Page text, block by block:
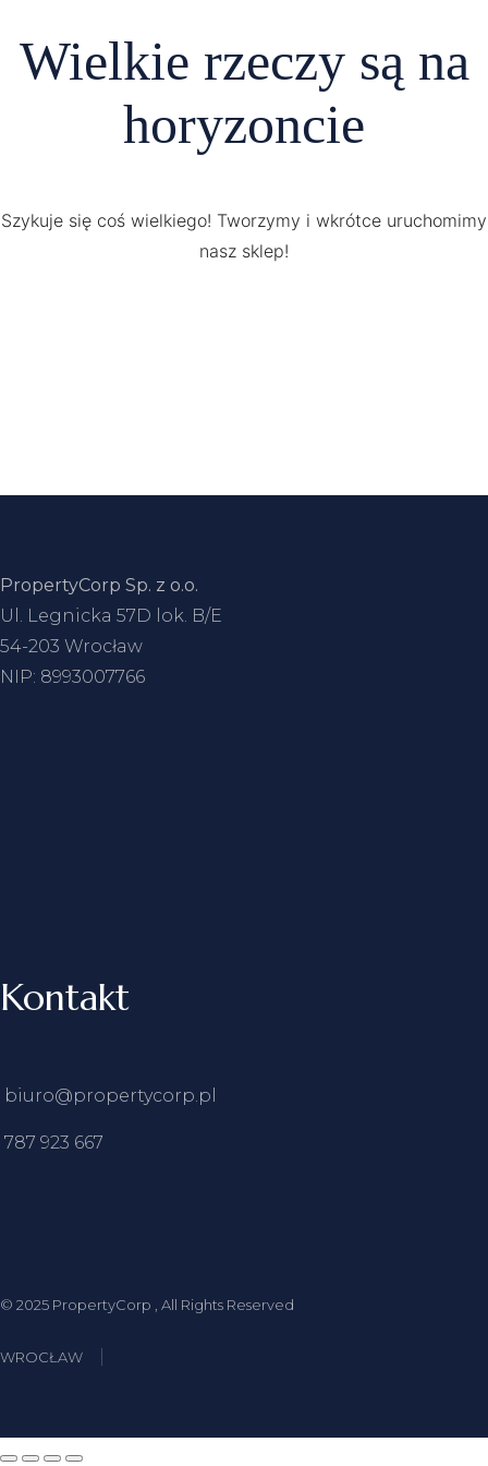
Wielkie rzeczy są na
horyzoncie
Szykuje się coś wielkiego! Tworzymy i wkrótce uruchomimy
nasz sklep!
PropertyCorp Sp. z o.o.
Ul. Legnicka 57D lok. B/E
54-203 Wrocław
NIP: 8993007766
Kontakt
biuro@propertycorp.pl
787 923 667
© 2025 PropertyCorp , All Rights Reserved
WROCŁAW